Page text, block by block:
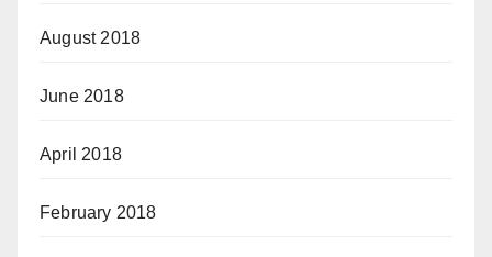
August 2018
June 2018
April 2018
February 2018